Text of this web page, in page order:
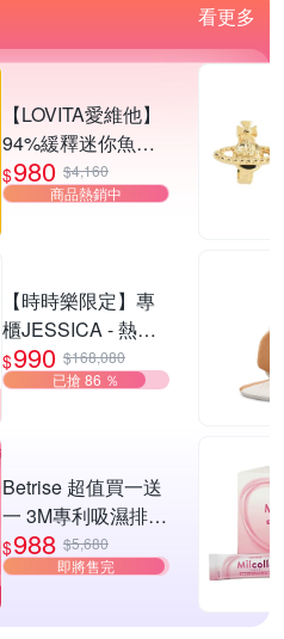
看更多
【LOVITA愛維他】
94%緩釋迷你魚油
(120顆x2盒)
$980 $4,160
商品熱銷中
【時時樂限定】專
櫃JESSICA - 熱銷
洋裝-20款任選(原價
16,800/0.06折up)獨
$990 $168,080
已搶 86 ％
Betrise 超值買一送
一 3M專利吸濕排汗
天絲鋪棉涼被
150x195cm(多款任
$988 $5,680
即將售完